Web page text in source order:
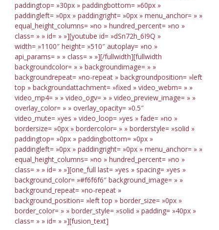
paddingtop= »30px » paddingbottom= »60px »
paddingleft= »0px » paddingright= »0px » menu_anchor= » »
equal_height_columns= »no » hundred_percent= »no »
class= » » id= » »][youtube id= »dSn72h_6I9Q »
width= »1100″ height= »510″ autoplay= »no »
api_params= » » class= » »][/fullwidth][fullwidth
backgroundcolor= » » backgroundimage= » »
backgroundrepeat= »no-repeat » backgroundposition= »left
top » backgroundattachment= »fixed » video_webm= » »
video_mp4= » » video_ogv= » » video_preview_image= » »
overlay_color= » » overlay_opacity= »0.5″
video_mute= »yes » video_loop= »yes » fade= »no »
bordersize= »0px » bordercolor= » » borderstyle= »solid »
paddingtop= »0px » paddingbottom= »0px »
paddingleft= »0px » paddingright= »0px » menu_anchor= » »
equal_height_columns= »no » hundred_percent= »no »
class= » » id= » »][one_full last= »yes » spacing= »yes »
background_color= »#f6f6f6″ background_image= » »
background_repeat= »no-repeat »
background_position= »left top » border_size= »0px »
border_color= » » border_style= »solid » padding= »40px »
class= » » id= » »][fusion_text]